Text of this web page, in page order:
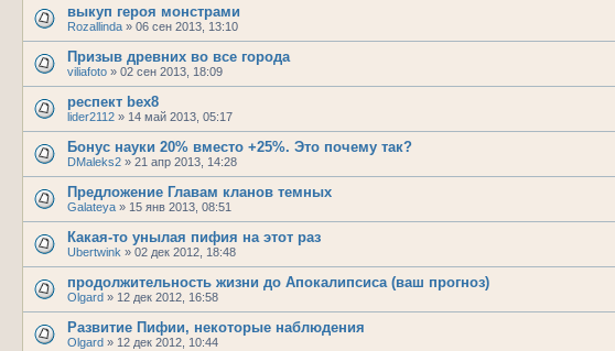
выкуп героя монстрами
Rozallinda » 06 сен 2013, 13:10
Призыв древних во все города
viliafoto » 02 сен 2013, 18:09
респект bex8
lider2112 » 14 май 2013, 05:17
Бонус науки 20% вместо +25%. Это почему так?
DMaleks2 » 21 апр 2013, 14:28
Предложение Главам кланов темных
Galateya » 15 янв 2013, 08:51
Какая-то унылая пифия на этот раз
Ubertwink » 02 дек 2012, 18:48
продолжительность жизни до Апокалипсиса (ваш прогноз)
Olgard » 12 дек 2012, 16:58
Развитие Пифии, некоторые наблюдения
Olgard » 12 дек 2012, 10:44